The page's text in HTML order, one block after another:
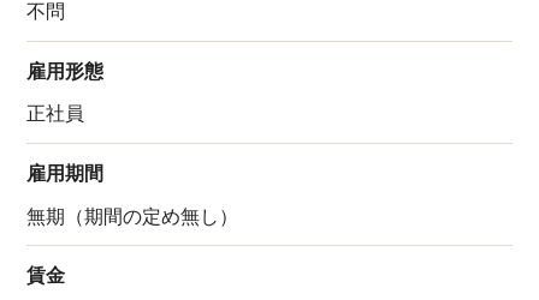
不問
雇用形態
正社員
雇用期間
無期（期間の定め無し）
賃金